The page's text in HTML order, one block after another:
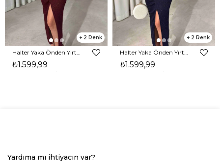
2
₺1.599,99
2
₺1.599,99
Yardıma mı ihtiyacın var?